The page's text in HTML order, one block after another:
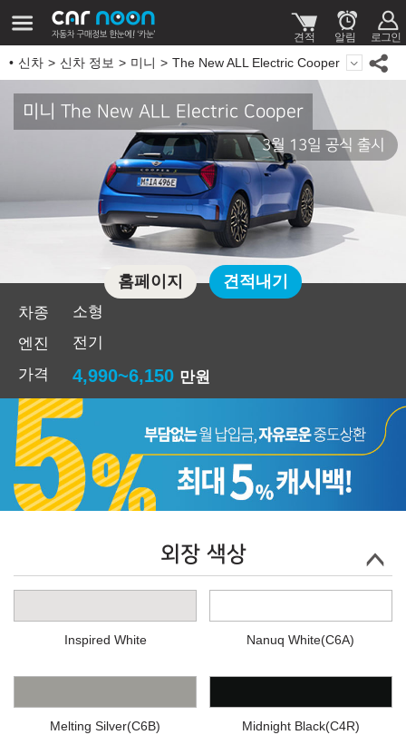
신차 신차 정보 미니 The New ALL Electric Cooper
미니 The New ALL Electric Cooper
3월 13일 공식 출시
차종
소형
엔진
전기
가격
4,990~6,150 만원
홈페이지 견적내기
외장 색상
Inspired White Nanuq White(C6A)
Melting Silver(C6B) Midnight Black(C4R)